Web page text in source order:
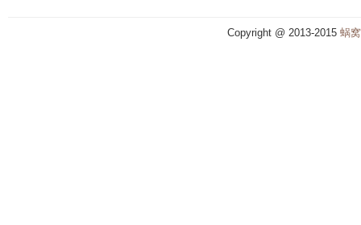
Copyright @ 2013-2015 蜗